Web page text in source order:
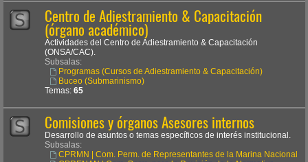
Centro de Adiestramiento & Capacitación
(órgano académico)
Actividades del Centro de Adiestramiento & Capacitación
(ONSA/CAC).
Subsalas:
Programas (Cursos de Adiestramiento & Capacitación)
Buceo (Submarinismo)
Temas: 65
Comisiones y órganos Asesores internos
Desarrollo de asuntos o temas específicos de interés institucional.
Subsalas:
CPRMN | Com. Perm. de Representantes de la Marina Nacional